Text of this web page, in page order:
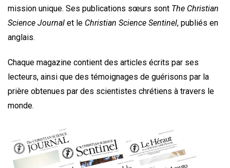
mission unique. Ses publications sœurs sont The Christian
Science Journal et le Christian Science Sentinel, publiés en
anglais.
Chaque magazine contient des articles écrits par ses
lecteurs, ainsi que des témoignages de guérisons par la
prière obtenues par des scientistes chrétiens à travers le
monde.